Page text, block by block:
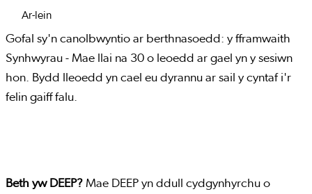
Ar-lein
Gofal sy'n canolbwyntio ar berthnasoedd: y fframwaith
Synhwyrau - Mae llai na 30 o leoedd ar gael yn y sesiwn
hon. Bydd lleoedd yn cael eu dyrannu ar sail y cyntaf i'r
felin gaiff falu.
Beth yw DEEP? Mae DEEP yn ddull cydgynhyrchu o